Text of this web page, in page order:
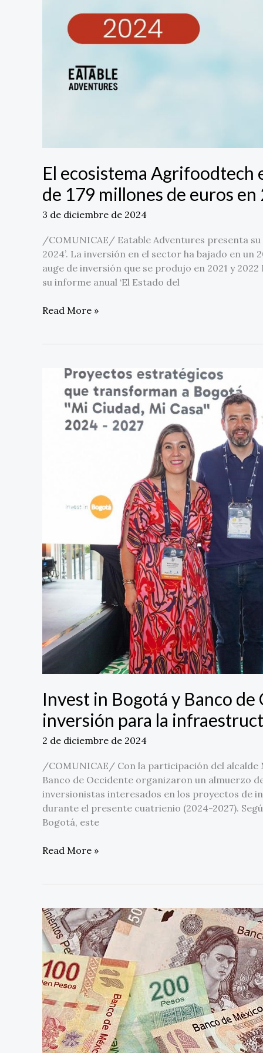
El ecosistema Agrifoodtech
de 179 millones de euros en
3 de diciembre de 2024
/COMUNICAE/ Eatable Adventures presenta
2024’. La inversión en el sector ha bajado en
auge de inversión que se produjo en 2021 y
su informe anual ‘El Estado del
Read More »
Invest in Bogotá y Banco
inversión para la
2 de diciembre de 2024
/COMUNICAE/ Con la participación del alcalde
Banco de Occidente organizaron un almuerzo
inversionistas interesados en los proyectos de
durante el presente cuatrienio (2024-2027).
Bogotá, este
Invest
Bogotá
Banco
para
la
infraestructura
de
Read More »
5
consejos
de
Montepío
Luz
Saviñón
para
administrar
mejor
el